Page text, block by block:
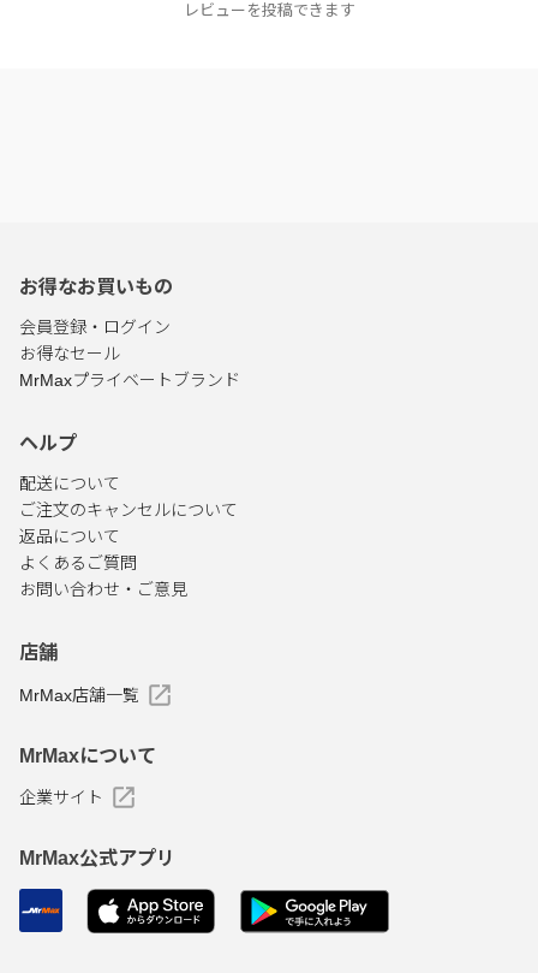
レビューを投稿できます
お得なお買いもの
会員登録・ログイン
お得なセール
MrMaxプライベートブランド
ヘルプ
配送について
ご注文のキャンセルについて
返品について
よくあるご質問
お問い合わせ・ご意見
店舗
MrMax店舗一覧
MrMaxについて
企業サイト
MrMax公式アプリ